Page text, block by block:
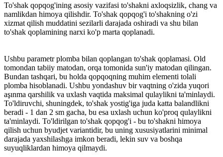
To'shak qopqog'ining asosiy vazifasi to'shakni axloqsizlik, chang va
namlikdan himoya qilishdir. To'shak qopqog'i to'shakning o'zi
xizmat qilish muddatini sezilarli darajada oshiradi va shu bilan
to'shak qoplamining narxi ko'p marta qoplanadi.
Ushbu parametr plomba bilan qoplangan to'shak qoplamasi. Old
tomondan tabiiy matodan, orqa tomonida sun'iy matodan qilingan.
Bundan tashqari, bu holda qopqoqning muhim elementi tolali
plomba hisoblanadi. Ushbu yondashuv bir vaqtning o'zida yuqori
aşınma qarshilik va uxlash vaqtida maksimal qulaylikni ta'minlaydi.
To'ldiruvchi, shuningdek, to'shak yostig'iga juda katta balandlikni
beradi - 1 dan 2 sm gacha, bu esa uxlash uchun ko'proq qulaylikni
ta'minlaydi. To'ldirilgan to'shak qopqog'i - bu to'shakni himoya
qilish uchun byudjet variantidir, bu uning xususiyatlarini minimal
darajada yaxshilashga imkon beradi, lekin suv va boshqa
suyuqliklardan himoya qilmaydi.